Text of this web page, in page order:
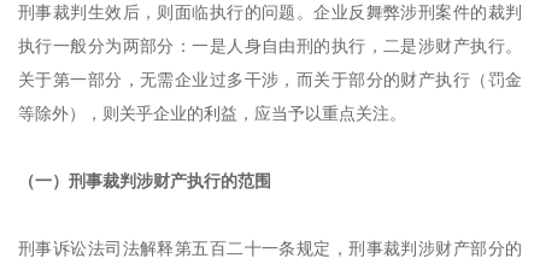
刑事裁判生效后，则面临执行的问题。企业反舞弊涉刑案件的裁判
执行一般分为两部分：一是人身自由刑的执行，二是涉财产执行。
关于第一部分，无需企业过多干涉，而关于部分的财产执行（罚金
等除外），则关乎企业的利益，应当予以重点关注。
（一）刑事裁判涉财产执行的范围
刑事诉讼法司法解释第五百二十一条规定，刑事裁判涉财产部分的